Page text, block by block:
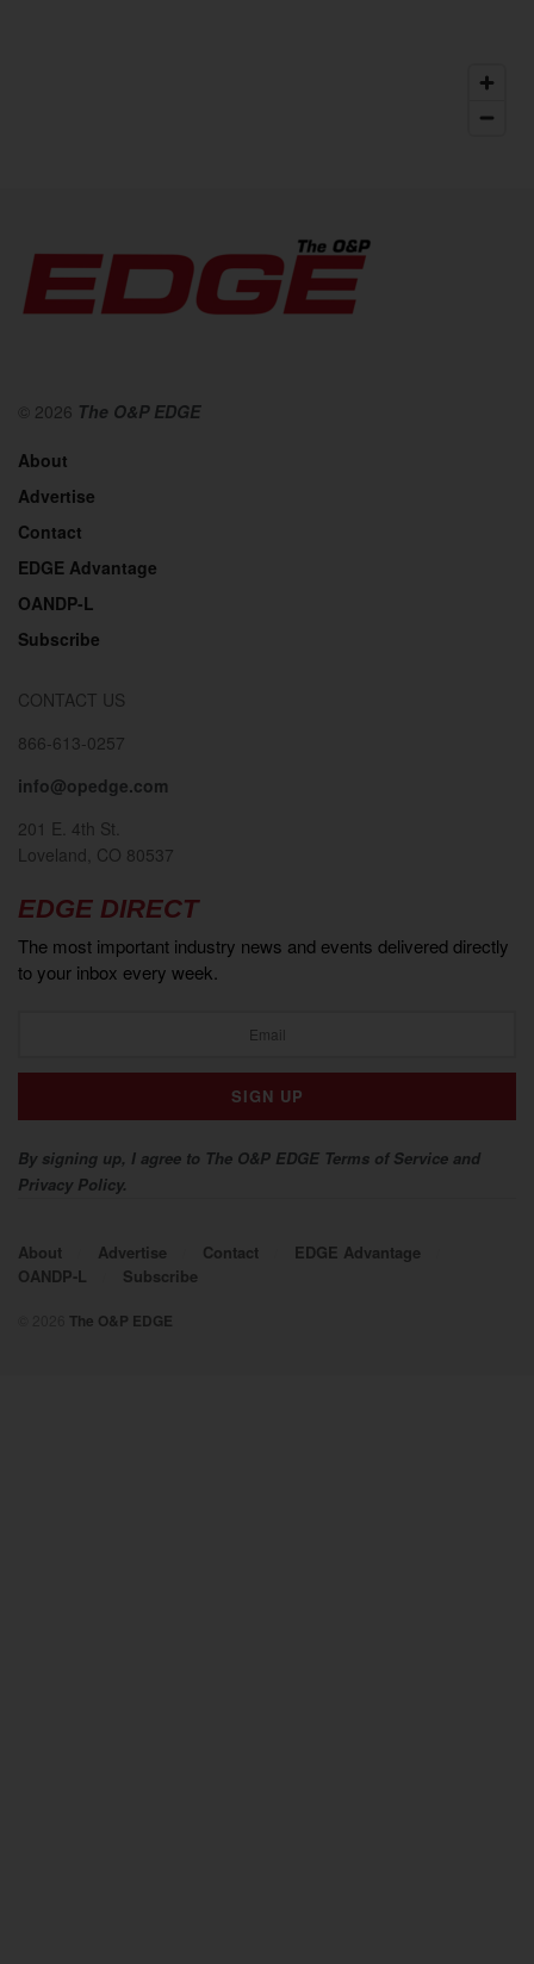
© 2026 The O&P EDGE
About
Advertise
Contact
EDGE Advantage
OANDP-L
Subscribe
CONTACT US
866-613-0257
info@opedge.com
201 E. 4th St.
Loveland, CO 80537
EDGE DIRECT
The most important industry news and events delivered directly
to your inbox every week.
By signing up, I agree to The O&P EDGE Terms of Service and
Privacy Policy.
About Advertise Contact
EDGE Advantage
OANDP-L
Subscribe
The O&P EDGE